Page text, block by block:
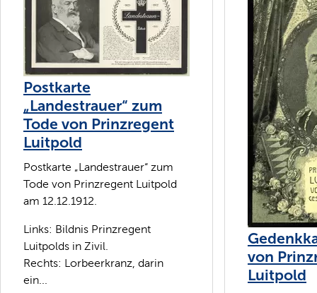
Postkarte
„Landestrauer“ zum
Tode von Prinzregent
Luitpold
Postkarte „Landestrauer“ zum
Tode von Prinzregent Luitpold
am 12.12.1912.
Links: Bildnis Prinzregent
Luitpolds in Zivil.
Rechts: Lorbeerkranz, darin
ein...
von
Luitpold